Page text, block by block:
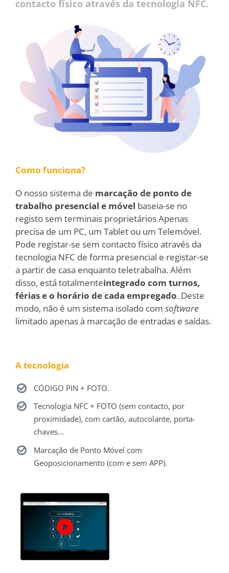
contacto físico através da tecnologia NFC.
Como funciona?
O nosso sistema de marcação de ponto de
trabalho presencial e móvel baseia-se no
registo sem terminais proprietários Apenas
precisa de um PC, um Tablet ou um Telemóvel.
Pode registar-se sem contacto físico através da
tecnologia NFC de forma presencial e registar-se
a partir de casa enquanto teletrabalha. Além
disso, está totalmenteintegrado com turnos,
férias e o horário de cada empregado. Deste
modo, não é um sistema isolado com software
limitado apenas à marcação de entradas e saídas.
A tecnologia
CÓDIGO PIN + FOTO.
Tecnologia NFC + FOTO (sem contacto, por
proximidade), com cartão, autocolante, porta-
chaves…
Marcação de Ponto Móvel com
Geoposicionamento (com e sem APP).